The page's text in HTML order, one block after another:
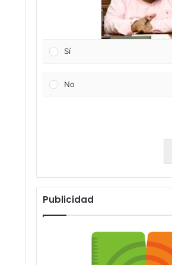
Sí
No
Publicidad